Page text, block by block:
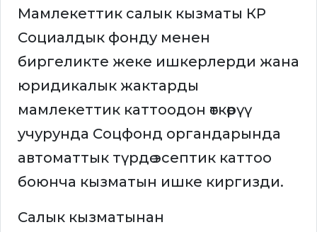
Мамлекеттик салык кызматы КР
Социалдык фонду менен
биргеликте жеке ишкерлерди жана
юридикалык жактарды
мамлекеттик каттоодон өткөрүү
учурунда Соцфонд органдарында
автоматтык түрдө эсептик каттоо
боюнча кызматын ишке киргизди.
Салык кызматынан